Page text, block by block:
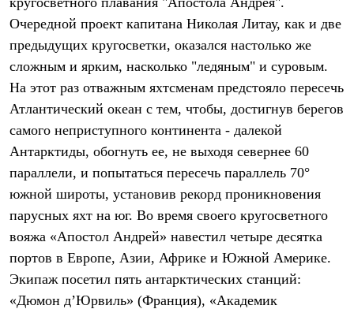
Шорты
Женская одежда
Утепленная пухом
Куртки
Жилеты
Утепленная синтетикой
Брюки
Штормовая одежда
Софтшелл одежда
Куртки
Брюки
Лёгкая одежда
Рубашки
Футболки
Толстовки
Брюки
Термобелье
Очередной проект капитана Николая Литау, как и две
предыдущих кругосветки, оказался настолько же
сложным и ярким, насколько "ледяным" и суровым.
На этот раз отважным яхтсменам предстояло пересечь
Атлантический океан с тем, чтобы, достигнув берегов
самого неприступного континента - далекой
Антарктиды, обогнуть ее, не выходя севернее 60
параллели, и попытаться пересечь параллель 70°
южной широты, установив рекорд проникновения
парусных яхт на юг. Во время своего кругосветного
вояжа «Апостол Андрей» навестил четыре десятка
портов в Европе, Азии, Африке и Южной Америке.
Экипаж посетил пять антарктических станций:
«Дюмон д’Юрвиль» (Франция), «Академик